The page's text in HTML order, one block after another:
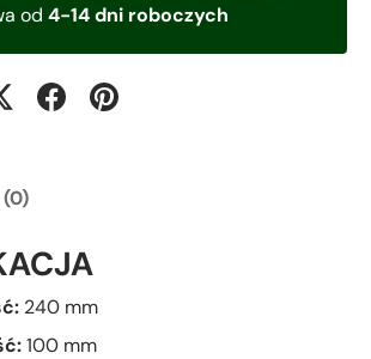
od 4-14 dni roboczych
240 mm
100 mm